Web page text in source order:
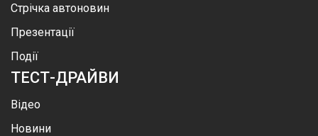
Стрічка автоновин
Презентації
Події
ТЕСТ-ДРАЙВИ
Відео
Новини